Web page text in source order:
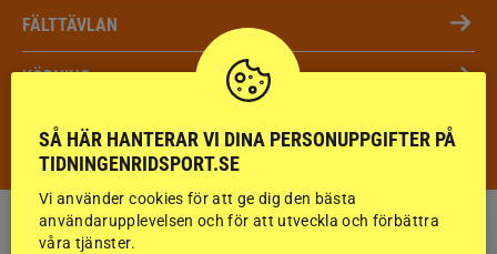
FÄLTTÄVLAN
KÖRNING
DISTANS
SÅ HÄR HANTERAR VI DINA PERSONUPPGIFTER PÅ
TIDNINGENRIDSPORT.SE
Vi använder cookies för att ge dig den bästa
användarupplevelsen och för att utveckla och förbättra
våra tjänster.